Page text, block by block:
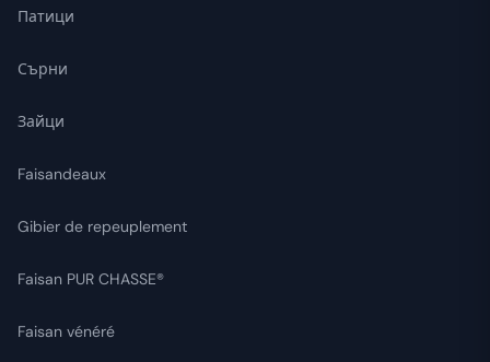
Патици
Сърни
Зайци
Faisandeaux
Gibier de repeuplement
Faisan PUR CHASSE®
Faisan vénéré